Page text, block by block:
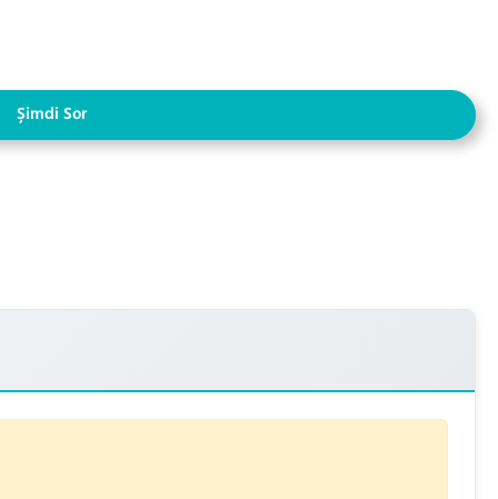
Şimdi Sor